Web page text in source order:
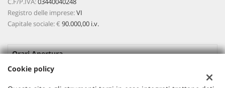
Registro delle imprese:VI
Capitale sociale: € 90.000,00 i.v.
Orari Apertura
Lun-Ven:
08:45 - 12:30 / 15:00 - 19:00
Cookie policy